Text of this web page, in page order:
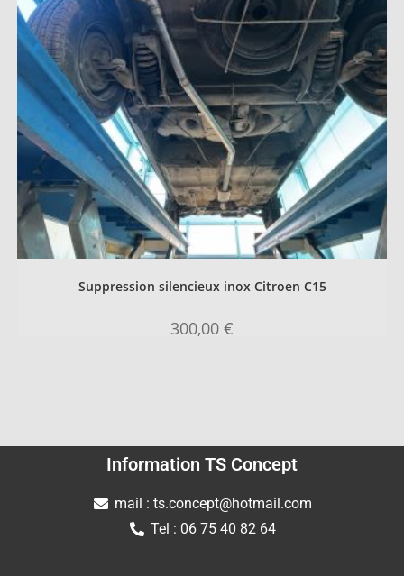
Suppression silencieux inox Citroen C15
300,00 €
Information TS Concept
mail : ts.concept@hotmail.com
Tel : 06 75 40 82 64